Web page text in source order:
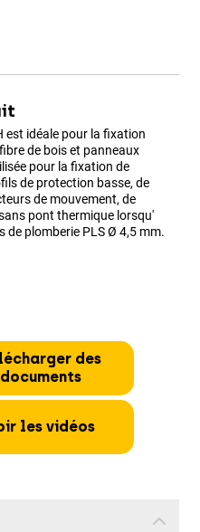
est idéale pour la fixation
de bois et panneaux
pour la fixation de
de protection basse, de
de mouvement, de
pont thermique lorsqu'
de plomberie PLS Ø 4,5 mm.
des
documents
les vidéos